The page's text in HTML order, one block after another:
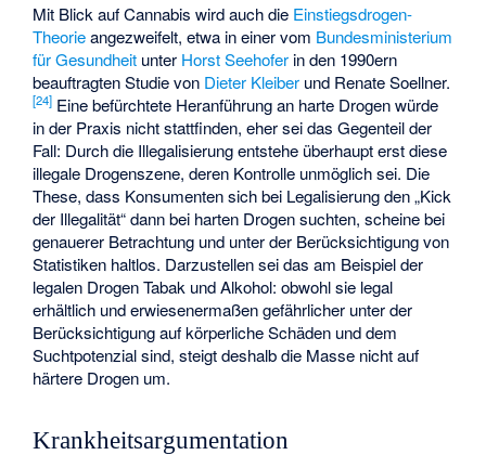
Mit Blick auf Cannabis wird auch die Einstiegsdrogen-
Theorieangezweifelt, etwa in einer vom Bundesministerium
für Gesundheit unter Horst Seehofer in den 1990ern
beauftragten Studie von Dieter Kleiber und Renate Soellner.
[24] Eine befürchtete Heranführung an harte Drogen würde
in der Praxis nicht stattfinden, eher sei das Gegenteil der
Fall: Durch die Illegalisierung entstehe überhaupt erst diese
illegale Drogenszene, deren Kontrolle unmöglich sei. Die
These, dass Konsumenten sich bei Legalisierung den „Kick
der Illegalität“ dann bei harten Drogen suchten, scheine bei
genauerer Betrachtung und unter der Berücksichtigung von
Statistiken haltlos. Darzustellen sei das am Beispiel der
legalen Drogen Tabak und Alkohol: obwohl sie legal
erhältlich und erwiesenermaßen gefährlicher unter der
Berücksichtigung auf körperliche Schäden und dem
Suchtpotenzial sind, steigt deshalb die Masse nicht auf
härtere Drogen um.
Krankheitsargumentation